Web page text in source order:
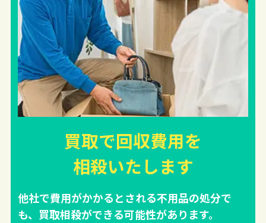
買取で回収費用を
相殺いたします
他社で費用がかかるとされる不用品の処分で
も、買取相殺ができる可能性があります。